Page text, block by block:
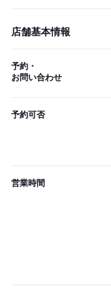
店舗基本情報
予約・
お問い合わせ
予約可否
営業時間